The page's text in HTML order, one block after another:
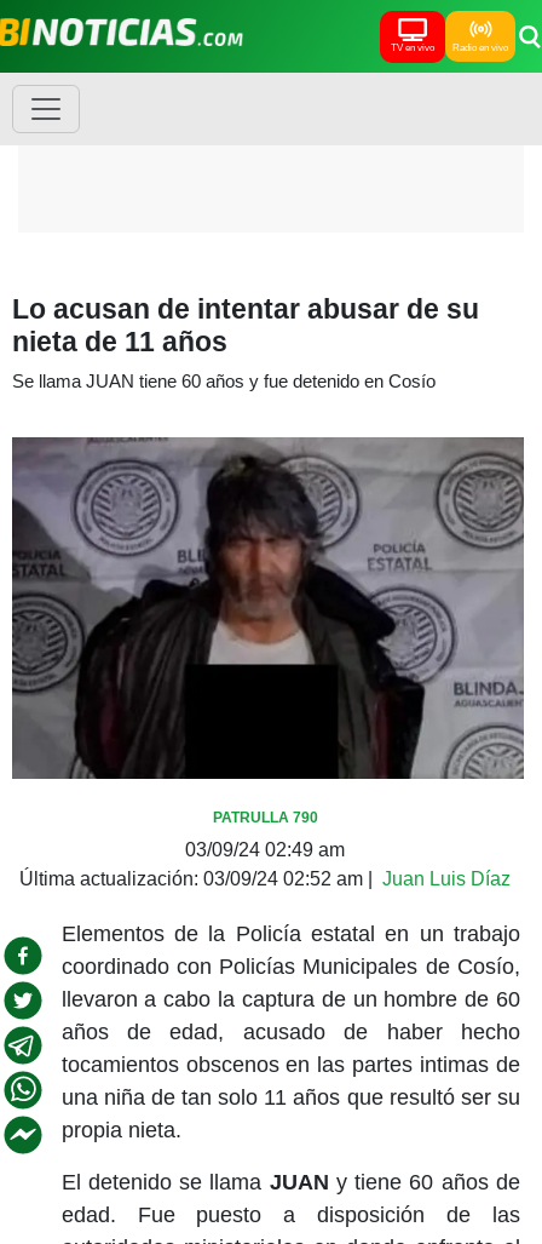
TV en vivo Radio en vivo
Lo acusan de intentar abusar de su
nieta de 11 años
Se llama JUAN tiene 60 años y fue detenido en Cosío
PATRULLA 790
03/09/24 02:49 am
Última actualización: 03/09/24 02:52 am Juan Luis Díaz
Elementos de la Policía estatal en un trabajo
coordinado con Policías Municipales de Cosío,
llevaron a cabo la captura de un hombre de 60
años de edad, acusado de haber hecho
tocamientos obscenos en las partes intimas de
una niña de tan solo 11 años que resultó ser su
propia nieta.
El detenido se llama JUAN y tiene 60 años de
edad. Fue puesto a disposición de las